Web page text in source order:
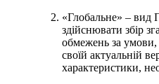
«Глобальне» – вид
здійснювати збір
обмежень за
своїй актуальній
характеристики,